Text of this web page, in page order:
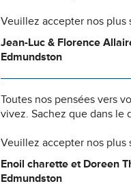
Veuillez accepter nos plus
Jean-Luc & Florence
Edmundston
Toutes nos pensées vers
vivez. Sachez que dans le
Veuillez accepter nos plus
Enoil charette et Doreen
Edmundston